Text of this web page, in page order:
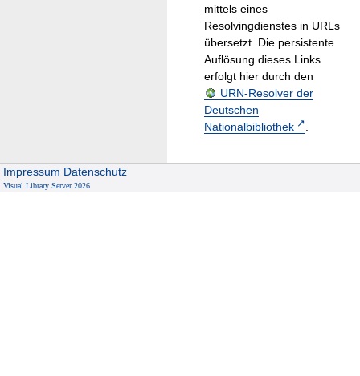
mittels eines
Resolvingdienstes in URLs
übersetzt. Die persistente
Auflösung dieses Links
erfolgt hier durch den
URN-Resolver der
Deutschen
Nationalbibliothek
.
Impressum Datenschutz
Visual Library Server 2026